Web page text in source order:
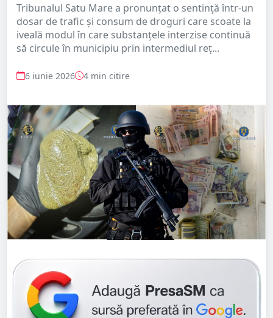
Tribunalul Satu Mare a pronunțat o sentință într-un
dosar de trafic și consum de droguri care scoate la
iveală modul în care substanțele interzise continuă
să circule în municipiu prin intermediul reț...
6 iunie 2026 4 min citire